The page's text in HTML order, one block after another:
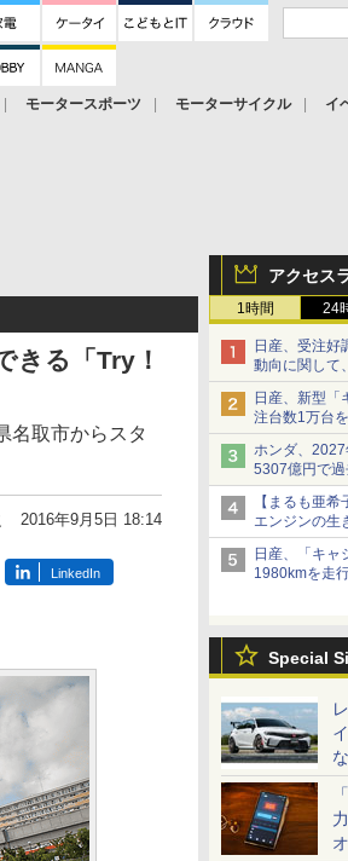
モータースポーツ モーターサイクル
イ
アクセス
1時間 24
日産、受注好
動向に関して
が解説
日産、新型「
注台数1万台
ホンダ、
5307億円で
【まるも亜
エンジンの生
日産、「キャ
1980kmを走
Special
きる「Try！
名取市からスタ
2016年9月5日 18:14
LinkedIn